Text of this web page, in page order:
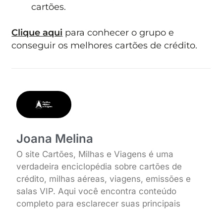
cartões.
Clique aqui para conhecer o grupo e
conseguir os melhores cartões de crédito.
Joana Melina
O site Cartões, Milhas e Viagens é uma
verdadeira enciclopédia sobre cartões de
crédito, milhas aéreas, viagens, emissões e
salas VIP. Aqui você encontra conteúdo
completo para esclarecer suas principais